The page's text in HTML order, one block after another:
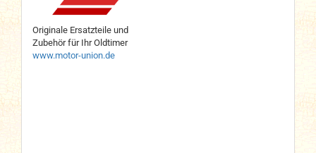
Originale Ersatzteile und
Zubehör für Ihr Oldtimer
www.motor-union.de